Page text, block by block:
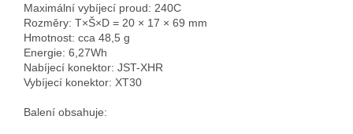
Maximální vybíjecí proud: 240C
Rozměry: T×Š×D = 20 × 17 × 69 mm
Hmotnost: cca 48,5 g
Energie: 6,27Wh
Nabíjecí konektor: JST-XHR
Vybíjecí konektor: XT30
Balení obsahuje: